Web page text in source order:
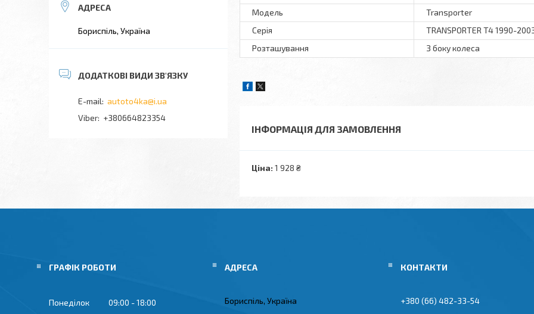
Модель
Transporter
Серія
TRANSPORTER T4 1990-
Розташування
З боку колеса
ІНФОРМАЦІЯ ДЛЯ ЗАМОВЛЕННЯ
Ціна: 1 928 ₴
Бориспіль, Україна
autoto4ka@i.ua
+380664823354
ГРАФІК РОБОТИ
Понеділок 09:00 18:00 Бориспіль, Україна +380 (66) 482-33-54